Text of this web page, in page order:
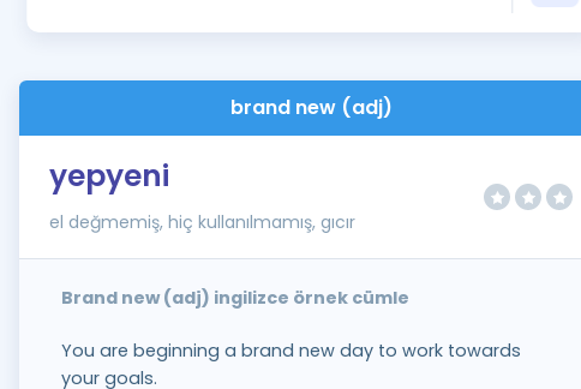
İngilizce
brand new (adj)
yepyeni
el değmemiş, hiç kullanılmamış, gıcır
Brand new (adj) ingilizce örnek cümle
You are beginning a brand new day to work towards
your goals.